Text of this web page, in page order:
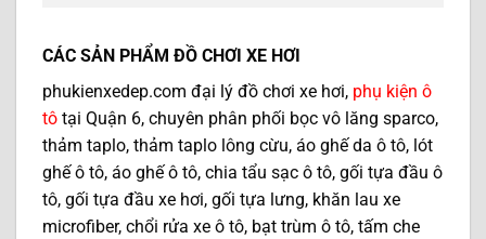
CÁC SẢN PHẨM ĐỒ CHƠI XE HƠI
phukienxedep.com đại lý đồ chơi xe hơi, phụ kiện ô
tô tại Quận 6, chuyên phân phối bọc vô lăng sparco,
thảm taplo, thảm taplo lông cừu, áo ghế da ô tô, lót
ghế ô tô, áo ghế ô tô, chia tẩu sạc ô tô, gối tựa đầu ô
tô, gối tựa đầu xe hơi, gối tựa lưng, khăn lau xe
microfiber, chổi rửa xe ô tô, bạt trùm ô tô, tấm che